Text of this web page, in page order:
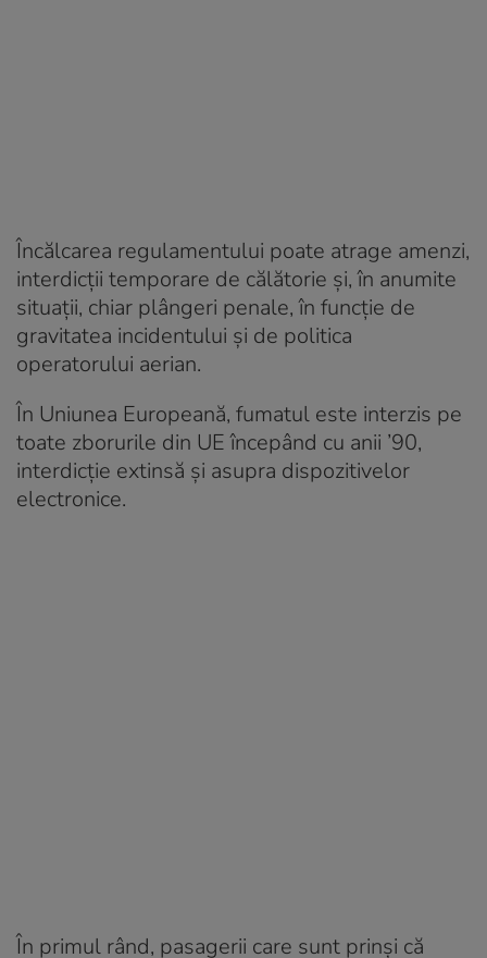
Încălcarea regulamentului poate atrage amenzi,
interdicții temporare de călătorie și, în anumite
situații, chiar plângeri penale, în funcție de
gravitatea incidentului și de politica
operatorului aerian.
În Uniunea Europeană, fumatul este interzis pe
toate zborurile din UE începând cu anii ’90,
interdicție extinsă și asupra dispozitivelor
electronice.
În primul rând, pasagerii care sunt prinși că